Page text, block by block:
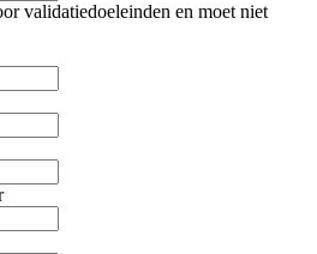
validatiedoeleinden en moet niet